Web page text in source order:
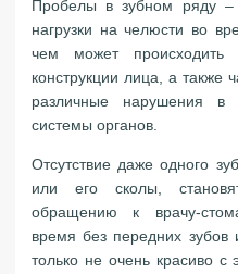
Пробелы в зубном ряду –
нагрузки на челюсти во
чем может происходить
конструкции лица, а также
различные нарушения в
системы органов.
Отсутствие даже одного
или его сколы,
обращению к врачу-
время без передних
только не очень красиво с